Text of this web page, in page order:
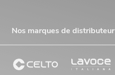
Nos marques de distributeur